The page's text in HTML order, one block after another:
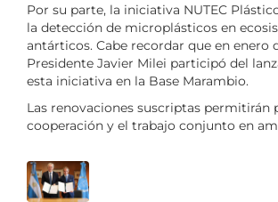
Por su parte, la iniciativa NUTEC
la detección de microplásticos en
antárticos. Cabe recordar que en enero
Presidente Javier Milei participó del
esta iniciativa en la Base Marambio.
Las renovaciones suscriptas permitirán
cooperación y el trabajo conjunto en